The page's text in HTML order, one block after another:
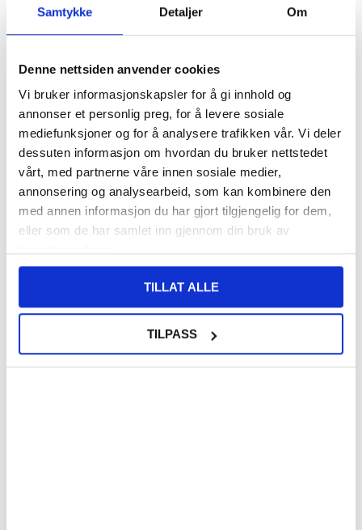
Samtykke Detaljer Om
Denne nettsiden anvender cookies
Vi bruker informasjonskapsler for å gi innhold og
annonser et personlig preg, for å levere sosiale
mediefunksjoner og for å analysere trafikken vår. Vi deler
dessuten informasjon om hvordan du bruker nettstedet
vårt, med partnerne våre innen sosiale medier,
annonsering og analysearbeid, som kan kombinere den
med annen informasjon du har gjort tilgjengelig for dem,
eller som de har samlet inn gjennom din bruk av
TILLAT ALLE
TILPASS
PÅ LAGER
LEVERINGSTID: 1-2 ARBEIDSDAGER
iPhone 5S LCD Skjermreparasjon
med Skjermbeskytter
936,00 NOK
Kamera
656,00 NOK